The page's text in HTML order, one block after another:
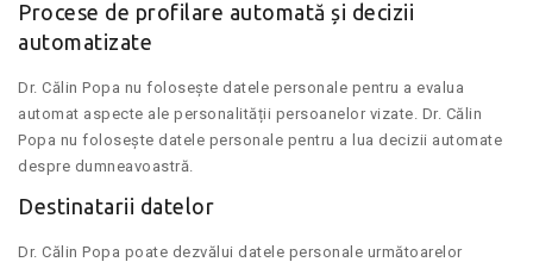
Procese de profilare automată și decizii
automatizate
Dr. Călin Popa nu folosește datele personale pentru a evalua
automat aspecte ale personalității persoanelor vizate. Dr. Călin
Popa nu folosește datele personale pentru a lua decizii automate
despre dumneavoastră.
Destinatarii datelor
Dr. Călin Popa poate dezvălui datele personale următoarelor